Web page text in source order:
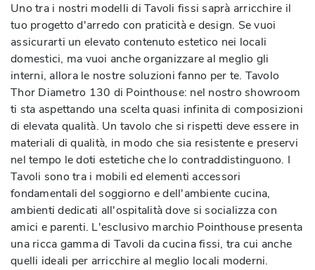
Uno tra i nostri modelli di Tavoli fissi saprà arricchire il
tuo progetto d'arredo con praticità e design. Se vuoi
assicurarti un elevato contenuto estetico nei locali
domestici, ma vuoi anche organizzare al meglio gli
interni, allora le nostre soluzioni fanno per te. Tavolo
Thor Diametro 130 di Pointhouse: nel nostro showroom
ti sta aspettando una scelta quasi infinita di composizioni
di elevata qualità. Un tavolo che si rispetti deve essere in
materiali di qualità, in modo che sia resistente e preservi
nel tempo le doti estetiche che lo contraddistinguono. I
Tavoli sono tra i mobili ed elementi accessori
fondamentali del soggiorno e dell'ambiente cucina,
ambienti dedicati all'ospitalità dove si socializza con
amici e parenti. L'esclusivo marchio Pointhouse presenta
una ricca gamma di Tavoli da cucina fissi, tra cui anche
quelli ideali per arricchire al meglio locali moderni.